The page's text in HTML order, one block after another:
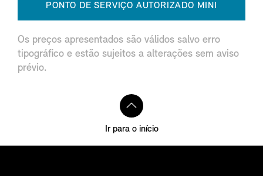
PONTO DE SERVIÇO AUTORIZADO MINI
Os preços apresentados são válidos salvo erro
tipográfico e estão sujeitos a alterações sem aviso
prévio.
Ir para o início